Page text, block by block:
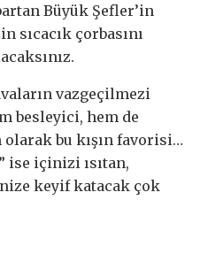
Büyük Şefler’in
sıcacık çorbasını
vazgeçilmezi
besleyici, hem de
bu kışın favorisi…
ise içinizi ısıtan,
keyif katacak çok